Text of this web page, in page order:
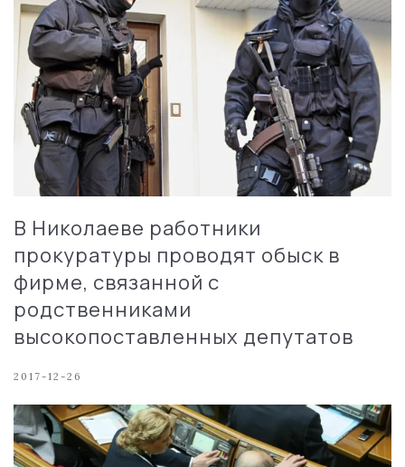
В Николаеве работники
прокуратуры проводят обыск в
фирме, связанной с
родственниками
высокопоставленных депутатов
2017-12-26